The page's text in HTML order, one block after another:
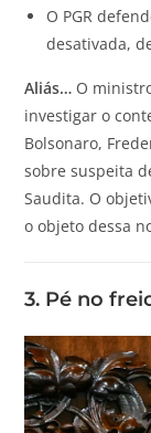
O PGR
desativada,
Aliás… O
investigar o
Bolsonaro,
sobre suspeita
Saudita. O
o objeto dessa
3. Pé no